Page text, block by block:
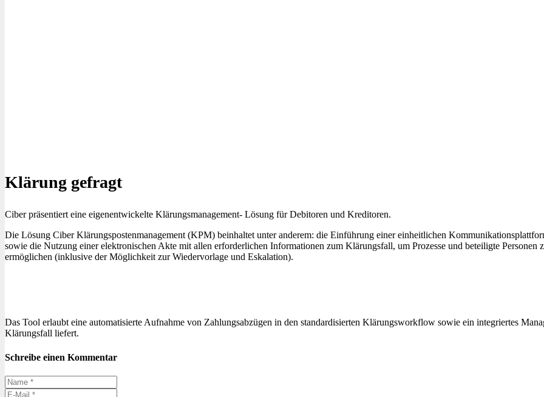
Klärung gefragt
Ciber präsentiert eine eigenentwickelte Klärungsmanagement- Lösung für Debitoren und Kreditoren.
Die Lösung Ciber Klärungspostenmanagement (KPM) beinhaltet unter anderem: die Einführung einer einheitlichen
sowie die Nutzung einer elektronischen Akte mit allen erforderlichen Informationen zum Klärungsfall, um Prozesse und beteiligte
ermöglichen (inklusive der Möglichkeit zur Wiedervorlage und Eskalation).
Das Tool erlaubt eine automatisierte Aufnahme von Zahlungsabzügen in den standardisierten Klärungsworkflow sowie ein integriertes
Klärungsfall liefert.
Schreibe einen Kommentar